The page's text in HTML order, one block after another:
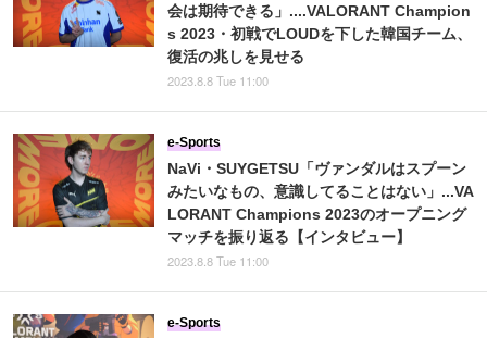
会は期待できる」....VALORANT Champion
s 2023・初戦でLOUDを下した韓国チーム、
復活の兆しを見せる
2023.8.8 Tue 11:00
NaVi・SUYGETSU「ヴァンダルはスプーン
みたいなもの、意識してることはない」...VA
LORANT Champions 2023のオープニング
マッチを振り返る【インタビュー】
e-Sports
2023.8.8 Tue 11:00
e-Sports